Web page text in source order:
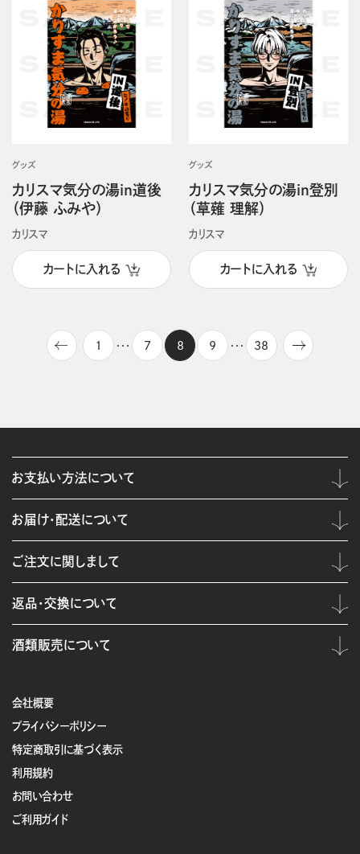
グッズ
カリスマ気分の湯in道後
（伊藤 ふみや）
カリスマ
カートに入れる
グッズ
カリスマ気分の湯in登別
（草薙 理解）
カリスマ
カートに入れる
1 ・・・ 7 8 9 ・・・ 38
会社概要
プライバシーポリシー
特定商取引に基づく表示
利用規約
お問い合わせ
ご利用ガイド
お支払い方法について
お届け・配送について
ご注文に関しまして
返品・交換について
酒類販売について